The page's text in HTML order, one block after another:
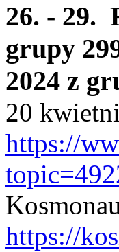
26. - 29.
grupy
2024 z
20
https://
https://